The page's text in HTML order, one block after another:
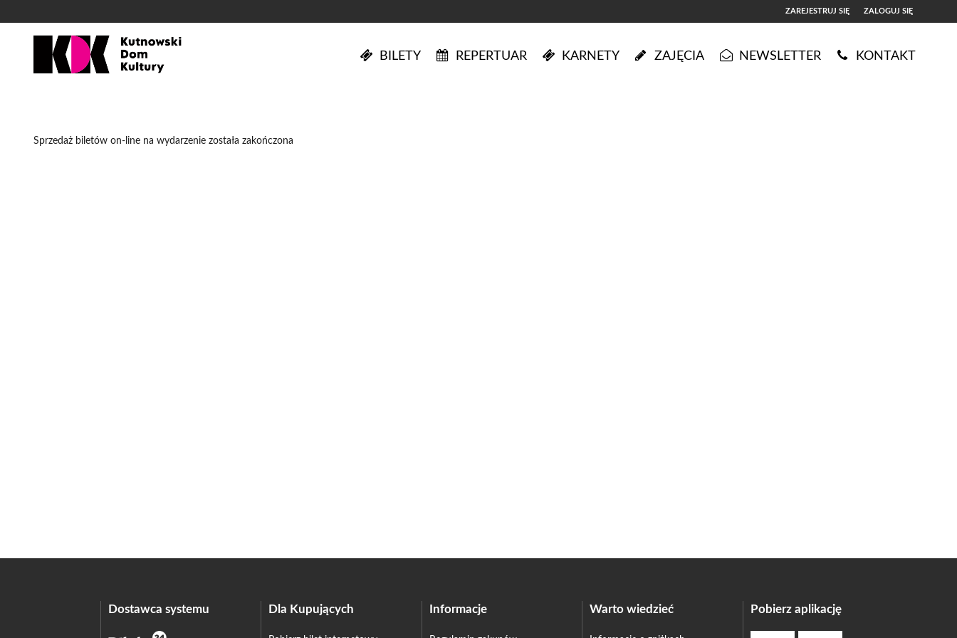
ZAREJESTRUJ SIĘ ZALOGUJ SIĘ
BILETY REPERTUAR KARNETY ZAJĘCIA NEWSLETTER KONTAKT
Sprzedaż biletów on-line na wydarzenie została zakończona
Dostawca systemu Dla Kupujących Informacje Warto wiedzieć Pobierz aplikację